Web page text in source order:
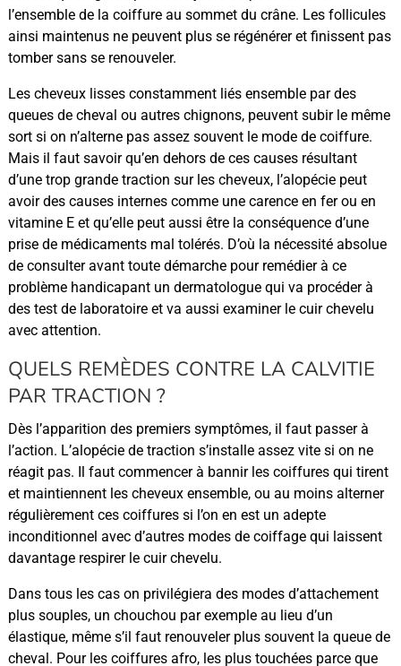
l’ensemble de la coiffure au sommet du crâne. Les follicules
ainsi maintenus ne peuvent plus se régénérer et finissent pas
tomber sans se renouveler.
Les cheveux lisses constamment liés ensemble par des
queues de cheval ou autres chignons, peuvent subir le même
sort si on n’alterne pas assez souvent le mode de coiffure.
Mais il faut savoir qu’en dehors de ces causes résultant
d’une trop grande traction sur les cheveux, l’alopécie peut
avoir des causes internes comme une carence en fer ou en
vitamine E et qu’elle peut aussi être la conséquence d’une
prise de médicaments mal tolérés. D’où la nécessité absolue
de consulter avant toute démarche pour remédier à ce
problème handicapant un dermatologue qui va procéder à
des test de laboratoire et va aussi examiner le cuir chevelu
avec attention.
QUELS REMÈDES CONTRE LA CALVITIE
PAR TRACTION ?
Dès l’apparition des premiers symptômes, il faut passer à
l’action. L’alopécie de traction s’installe assez vite si on ne
réagit pas. Il faut commencer à bannir les coiffures qui tirent
et maintiennent les cheveux ensemble, ou au moins alterner
régulièrement ces coiffures si l’on en est un adepte
inconditionnel avec d’autres modes de coiffage qui laissent
davantage respirer le cuir chevelu.
Dans tous les cas on privilégiera des modes d’attachement
plus souples, un chouchou par exemple au lieu d’un
élastique, même s’il faut renouveler plus souvent la queue de
cheval. Pour les coiffures afro, les plus touchées parce que